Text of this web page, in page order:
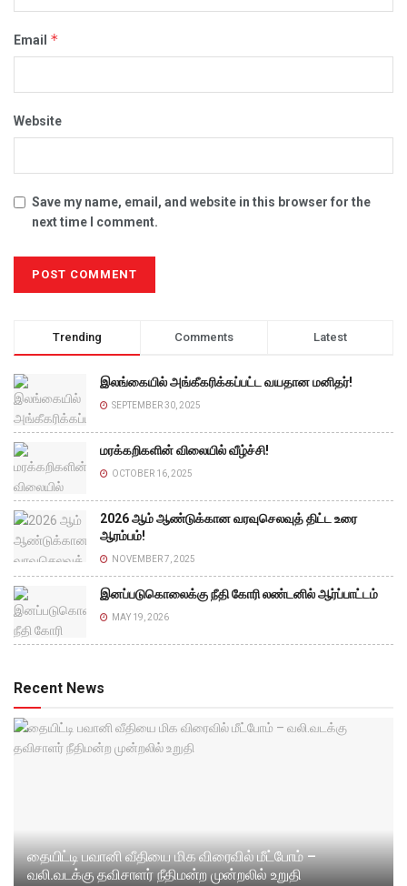
Email *
Website
Save my name, email, and website in this browser for the
next time I comment.
Trending Comments Latest
இலங்கையில் அங்கீகரிக்கப்பட்ட வயதான மனிதர்!
SEPTEMBER 30, 2025
மரக்கறிகளின் விலையில் வீழ்ச்சி!
OCTOBER 16, 2025
2026 ஆம் ஆண்டுக்கான வரவுசெலவுத் திட்ட உரை
ஆரம்பம்!
NOVEMBER 7, 2025
இனப்படுகொலைக்கு நீதி கோரி லண்டனில் ஆர்ப்பாட்டம்
MAY 19, 2026
Recent News
தையிட்டி பவானி வீதியை மிக விரைவில் மீட்போம் –
வலி.வடக்கு தவிசாளர் நீதிமன்ற முன்றலில் உறுதி